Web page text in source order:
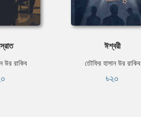
উর রাকিব
ঈশ্বরী
তৌফির হাসান উর রাকিব
৳২০